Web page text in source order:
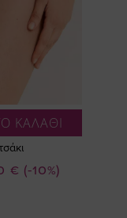
ΚΑΛΑΘΙ
(-10%)
€